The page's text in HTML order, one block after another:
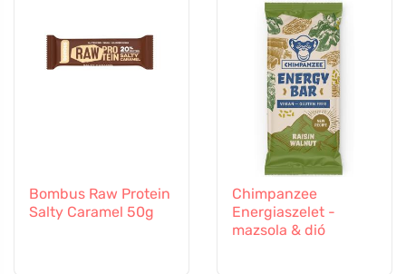
Bombus Raw Protein
Salty Caramel 50g
Chimpanzee
Energiaszelet -
mazsola & dió